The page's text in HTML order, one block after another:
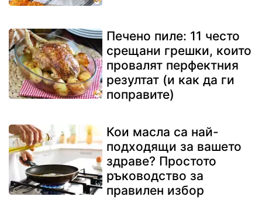
Печено пиле: 11 често
срещани грешки, които
провалят перфектния
резултат (и как да ги
поправите)
Кои масла са най-
подходящи за вашето
здраве? Простото
ръководство за
правилен избор